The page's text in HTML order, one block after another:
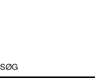
SØG